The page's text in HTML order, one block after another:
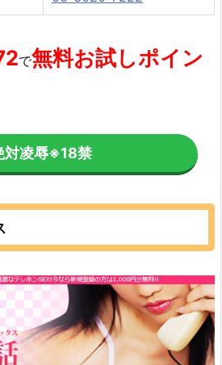
で無料お試しポイン
対凌辱※18禁